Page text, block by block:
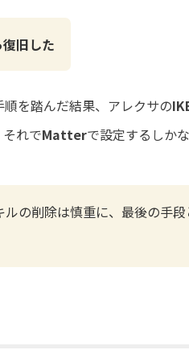
旧した
を踏んだ結果、アレクサの
れでMatterで設定するしか
ルの削除は慎重に、最後の手